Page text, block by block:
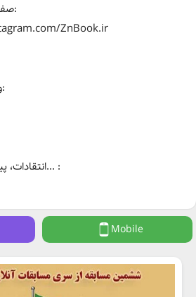
صفحه ما در اینستاگرام:
ZnBook.ir
وبسایت ما به نشانی:
انتقادات، پیشنهادات، سوالات و... :
Mobile